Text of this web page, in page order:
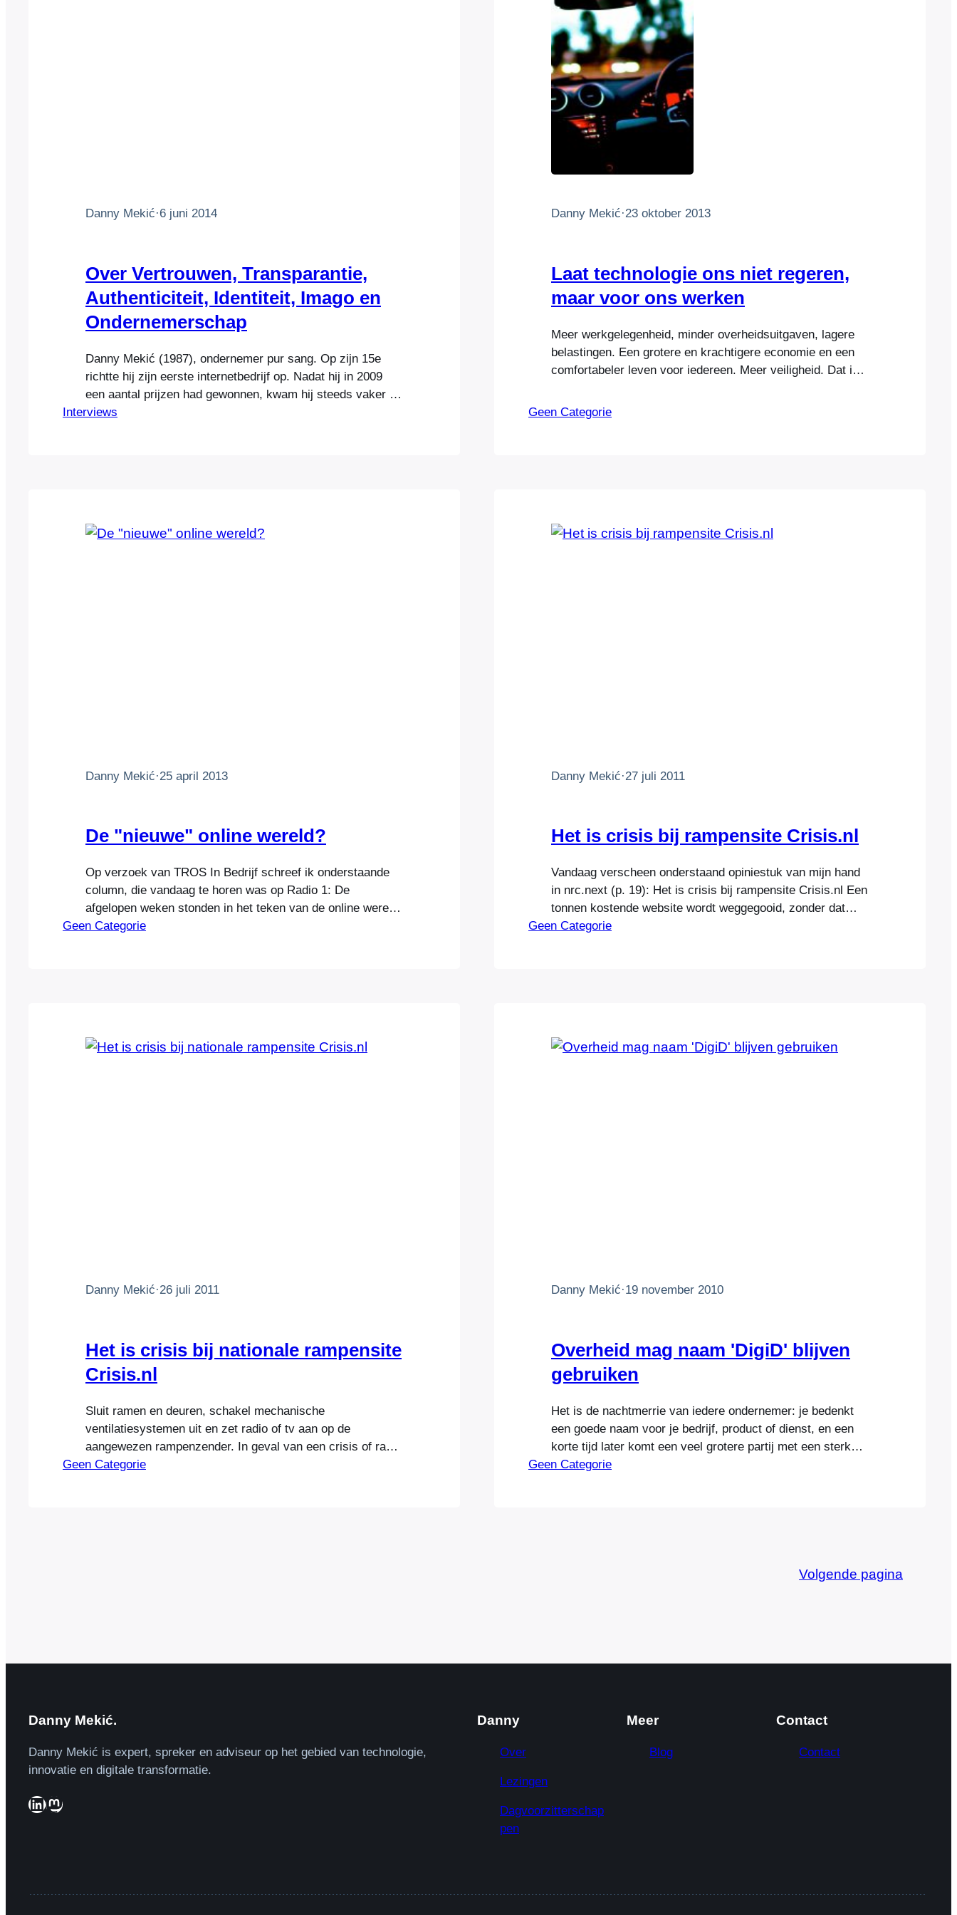
Danny Mekić·6 juni 2014
Over Vertrouwen, Transparantie,
Authenticiteit, Identiteit, Imago en
Ondernemerschap
Danny Mekić (1987), ondernemer pur sang. Op zijn 15e
richtte hij zijn eerste internetbedrijf op. Nadat hij in 2009
een aantal prijzen had gewonnen, kwam hij steeds vaker in
de media. Dit zorgde ervoor dat hij in de telefoonklappers
Interviews
Danny Mekić·23 oktober 2013
Laat technologie ons niet regeren,
maar voor ons werken
Meer werkgelegenheid, minder overheidsuitgaven, lagere
belastingen. Een grotere en krachtigere economie en een
comfortabeler leven voor iedereen. Meer veiligheid. Dat is
binnen onze samenleving en de overheid daar ruimte voor
maakt. De samenleving dienend, met een vooraf bepaald
Geen Categorie
Danny Mekić·25 april 2013
De "nieuwe" online wereld?
Op verzoek van TROS In Bedrijf schreef ik onderstaande
column, die vandaag te horen was op Radio 1: De
afgelopen weken stonden in het teken van de online wereld:
virtuele bedreigingen, files met opstoppingen voor digitale
Geen Categorie
Danny Mekić·27 juli 2011
Het is crisis bij rampensite Crisis.nl
Vandaag verscheen onderstaand opiniestuk van mijn hand
in nrc.next (p. 19): Het is crisis bij rampensite Crisis.nl Een
tonnen kostende website wordt weggegooid, zonder dat
deze ooit goed gefunctioneerd heeft. En niemand heeft de
Geen Categorie
Danny Mekić·26 juli 2011
Het is crisis bij nationale rampensite
Crisis.nl
Sluit ramen en deuren, schakel mechanische
ventilatiesystemen uit en zet radio of tv aan op de
aangewezen rampenzender. In geval van een crisis of ramp
heeft onze overheid een belangrijke taak in het informeren
Geen Categorie
Danny Mekić·19 november 2010
Overheid mag naam 'DigiD' blijven
gebruiken
Het is de nachtmerrie van iedere ondernemer: je bedenkt
een goede naam voor je bedrijf, product of dienst, en een
korte tijd later komt een veel grotere partij met een sterk
lijkende naam ‘op de markt’ die jouw handelsnaam dreigt
Geen Categorie
Volgende pagina
Danny Mekić.
Danny Mekić is expert, spreker en adviseur op het gebied van technologie,
innovatie en digitale transformatie.
LinkedIn Mastodon
Danny
Over
Lezingen
Dagvoorzitterschap
pen
Meer
Blog
Contact
Contact